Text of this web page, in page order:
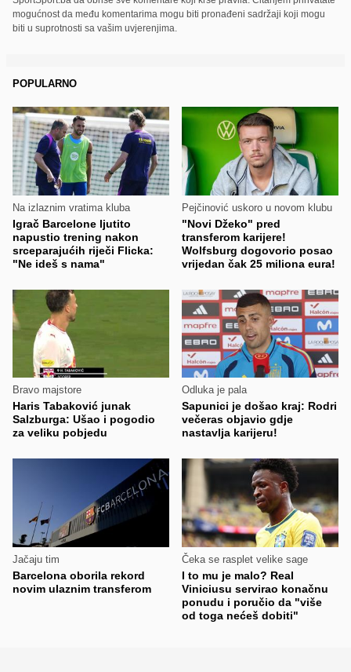
mogućnost da među komentarima mogu biti pronađeni sadržaji koji mogu
biti u suprotnosti sa vašim uvjerenjima.
POPULARNO
Na izlaznim vratima kluba
Igrač Barcelone ljutito
napustio trening nakon
srceparajućih riječi Flicka:
"Ne ideš s nama"
Pejčinović uskoro u novom klubu
"Novi Džeko" pred
transferom karijere!
Wolfsburg dogovorio posao
vrijedan čak 25 miliona eura!
Bravo majstore
Haris Tabaković junak
Salzburga: Ušao i pogodio
za veliku pobjedu
Odluka je pala
Sapunici je došao kraj: Rodri
večeras objavio gdje
nastavlja karijeru!
Jačaju tim
Barcelona oborila rekord
novim ulaznim transferom
Čeka se rasplet velike sage
I to mu je malo? Real
Viniciusu servirao konačnu
ponudu i poručio da "više
od toga nećeš dobiti"